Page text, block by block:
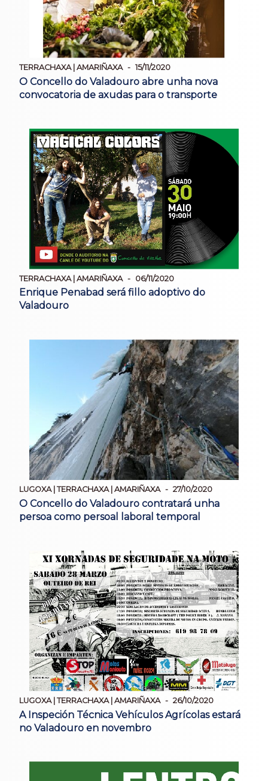
TERRACHAXA | AMARIÑAXA 15/11/2020
O Concello do Valadouro abre unha nova
convocatoria de axudas para o transporte
TERRACHAXA | AMARIÑAXA 06/11/2020
Enrique Penabad será fillo adoptivo do
Valadouro
LUGOXA | TERRACHAXA | AMARIÑAXA 27/10/2020
O Concello do Valadouro contratará unha
persoa como persoal laboral temporal
LUGOXA | TERRACHAXA | AMARIÑAXA 26/10/2020
A Inspeción Técnica Vehículos Agrícolas estará
no Valadouro en novembro